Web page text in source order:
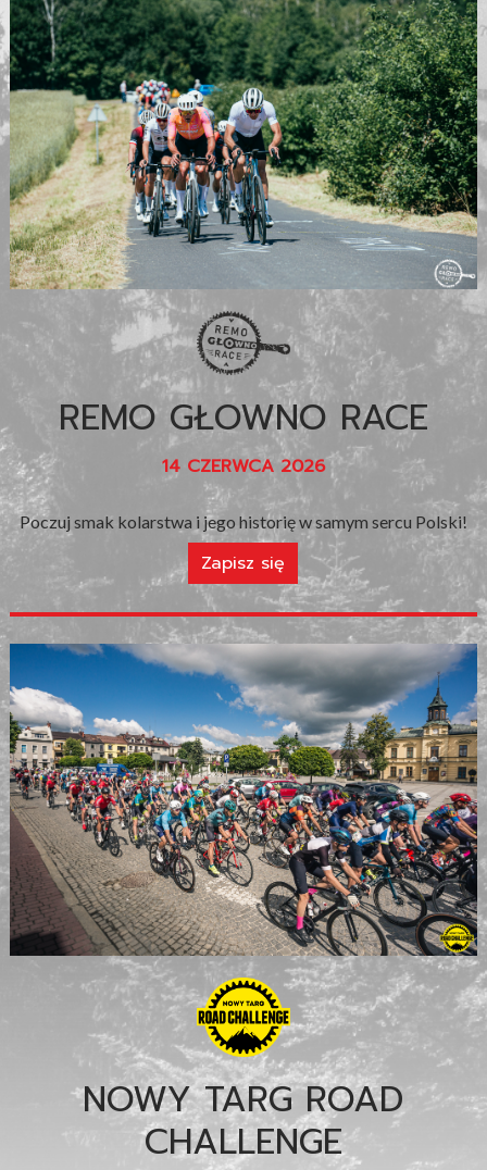
REMO GŁOWNO RACE
14 CZERWCA 2026
Poczuj smak kolarstwa i jego historię w samym sercu Polski!
Zapisz się
NOWY TARG ROAD
CHALLENGE